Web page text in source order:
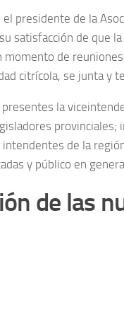
presidente de la
satisfacción de que
momento de
citrícola, se junta y
la
intendentes de la
y público en
de las